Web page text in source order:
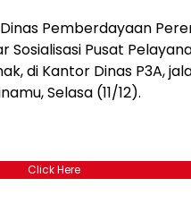
Dinas Pemberdayaan
Sosialisasi Pusat
di Kantor Dinas P3A,
Selasa (11/12).
Click Here